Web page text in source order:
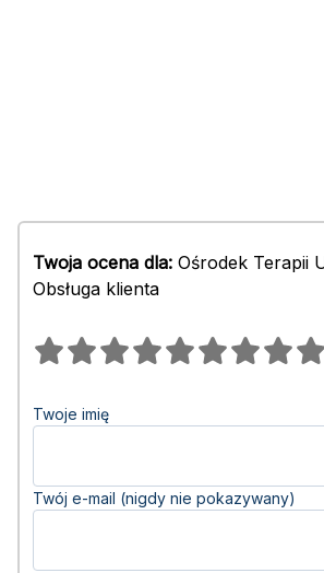
Twoja ocena dla: Ośrodek Terapii
Obsługa klienta
Twoje imię
Twój e-mail (nigdy nie pokazywany)